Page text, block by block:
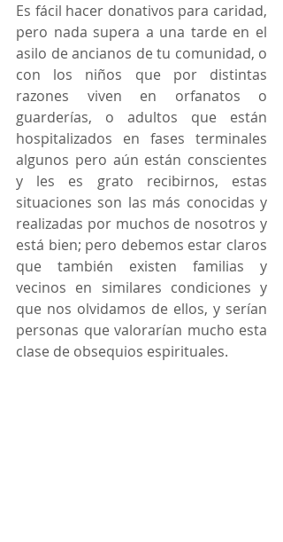
Es fácil hacer donativos para caridad,
pero nada supera a una tarde en el
asilo de ancianos de tu comunidad, o
con los niños que por distintas
razones viven en orfanatos o
guarderías, o adultos que están
hospitalizados en fases terminales
algunos pero aún están conscientes
y les es grato recibirnos, estas
situaciones son las más conocidas y
realizadas por muchos de nosotros y
está bien; pero debemos estar claros
que también existen familias y
vecinos en similares condiciones y
que nos olvidamos de ellos, y serían
personas que valorarían mucho esta
clase de obsequios espirituales.